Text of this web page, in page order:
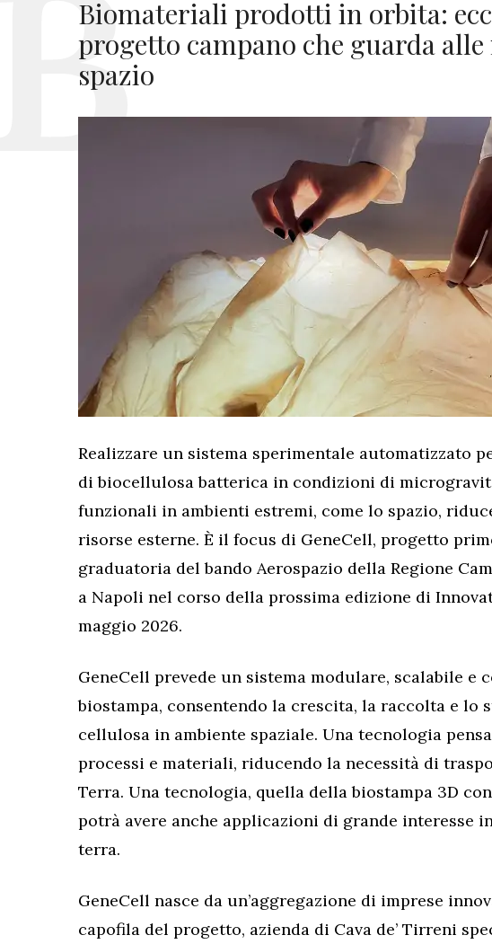
Biomateriali prodotti in orbita:
progetto campano che guarda
spazio
Realizzare un sistema sperimentale automatizzato
di biocellulosa batterica in condizioni di
funzionali in ambienti estremi, come lo spazio,
risorse esterne. È il focus di GeneCell, progetto
graduatoria del bando Aerospazio della Regione
a Napoli nel corso della prossima edizione di
maggio 2026.
GeneCell prevede un sistema modulare, scalabile e
biostampa, consentendo la crescita, la raccolta e lo
cellulosa in ambiente spaziale. Una tecnologia
processi e materiali, riducendo la necessità di
Terra. Una tecnologia, quella della biostampa 3D
potrà avere anche applicazioni di grande interesse
terra.
GeneCell nasce da un’aggregazione di imprese
capofila del progetto, azienda di Cava de’ Tirreni